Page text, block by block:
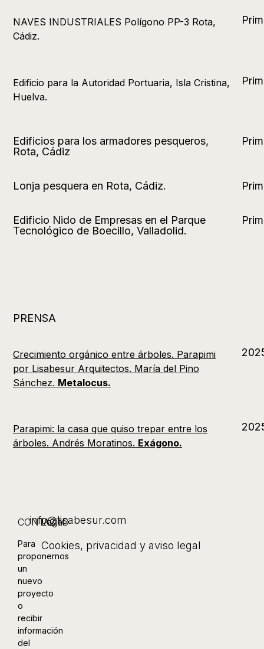
NAVES INDUSTRIALES Polígono PP-3 Rota,
Cádiz.
Edificio para la Autoridad Portuaria, Isla Cristina,
Huelva.
Edificios para los armadores pesqueros,
Rota, Cádiz
Lonja pesquera en Rota, Cádiz.
Edificio Nido de Empresas en el Parque
Tecnológico de Boecillo, Valladolid.
PRENSA
Crecimiento orgánico entre árboles. Parapimi
por Lisabesur Arquitectos. María del Pino
Sánchez. Metalocus.
Parapimi: la casa que quiso trepar entre los
árboles. Andrés Moratinos. Exágono.
CONTACTO
Para
proponernos
un
nuevo
proyecto
o
recibir
información
del
info@lisabesur.com
Legal
Cookies, privacidad y aviso legal